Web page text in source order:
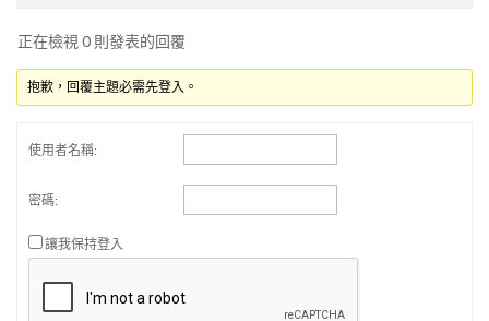
正在檢視 0 則發表的回覆
抱歉，回覆主題必需先登入。
使用者名稱:
密碼:
讓我保持登入